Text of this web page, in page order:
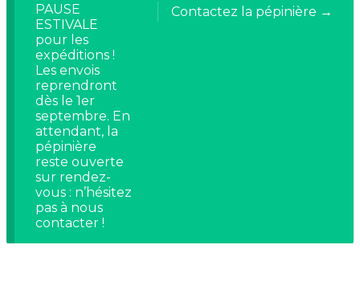
Contactez la pépinière →
PAUSE
ESTIVALE
pour les
expéditions !
Les envois
reprendront
dès le 1er
septembre. En
attendant, la
pépinière
reste ouverte
sur rendez-
vous : n’hésitez
pas à nous
contacter !